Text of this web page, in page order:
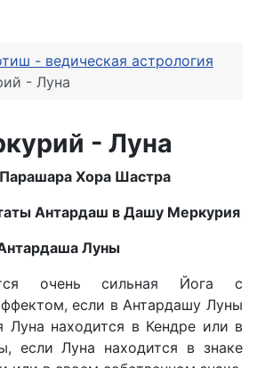
- ведическая астрология
- Луна
- Луна
Хора Шастра
Антардаш в Дашу Меркурия
Луны
очень сильная Йога с
если в Антардашу Луны
находится в Кендре или в
если Луна находится в знаке